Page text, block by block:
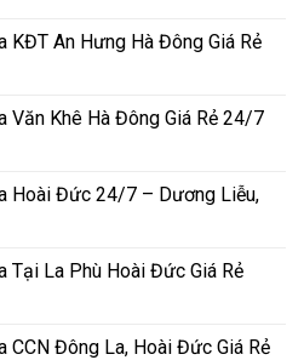
KĐT An Hưng Hà Đông Giá Rẻ
Văn Khê Hà Đông Giá Rẻ 24/7
Hoài Đức 24/7 – Dương Liễu,
Tại La Phù Hoài Đức Giá Rẻ
CCN Đông La, Hoài Đức Giá Rẻ